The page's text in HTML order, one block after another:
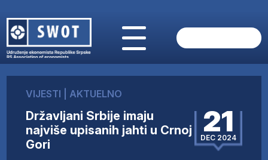
O NAMA
AKTUELNO
ANALIZE
KOMPANIJE
VIJESTI AKTUELNO
Državljani Srbije imaju
najviše upisanih jahti u Crnoj
Gori
21
DEC 2024